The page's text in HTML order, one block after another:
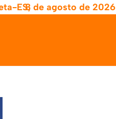
ES,8 de agosto de 2026